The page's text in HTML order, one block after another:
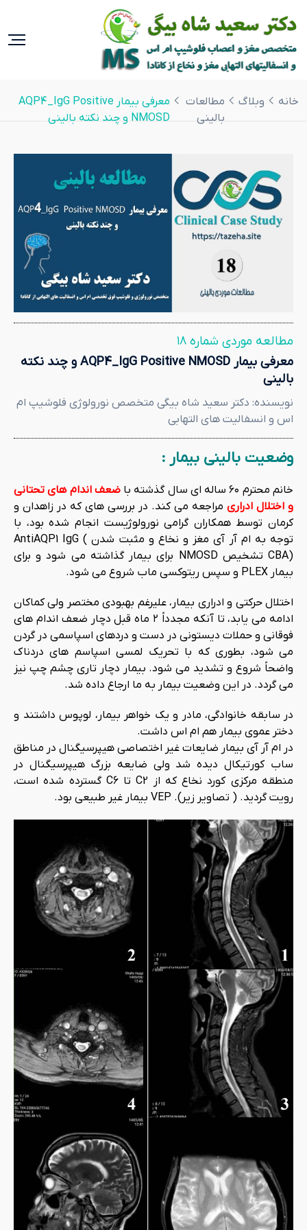
معرفی بیمار AQP4_IgG Positive
NMOSD و چند نکته بالینی
مطالعات
بالینی
وبلاگ خانه
مطالعه موردی شماره ۱۸
معرفی بیمار AQP4_IgG Positive NMOSD و چند نکته
بالینی
نویسنده: دکتر سعید شاه بیگی متخصص نورولوژی فلوشیپ ام
اس و انسفالیت های التهابی
وضعیت بالینی بیمار :
خانم محترم ۶۰ ساله ای سال گذشته با
ضعف اندام های تحتانی
و اختلال ادراری مراجعه می کند. در بررسی های که در زاهدان و
کرمان توسط همکاران گرامی نورولوژیست انجام شده بود، با
توجه به ام آر آی مغز و نخاع و مثبت شدن AntiAQP1 IgG (
CBA) تشخیص NMOSD برای بیمار گذاشته می شود و برای
بیمار PLEX و سپس ریتوکسی ماب شروع می شود.
اختلال حرکتی و ادراری بیمار، علیرغم بهبودی مختصر ولی کماکان
ادامه می یابد، تا آنکه مجدداً ۲ ماه قبل دچار ضعف اندام های
فوقانی و حملات دیستونی در دست و دردهای اسپاسمی در گردن
می شود، بطوری که با تحریک لمسی اسپاسم های دردناک
واضحاً شروع و تشدید می شود. بیمار دچار تاری چشم چپ نیز
می گردد. در این وضعیت بیمار به ما ارجاع داده شد.
در سابقه خانوادگی، مادر و یک خواهر بیمار، لوپوس داشتند و
دختر عموی بیمار هم ام اس داشت.
در ام آر آی بیمار ضایعات غیر اختصاصی هیپرسیگنال در مناطق
ساب کورتیکال دیده شد ولی ضایعه بزرگ هیپرسیگنال در
منطقه مرکزی کورد نخاع که از C2 تا C6 گسترده شده است،
رویت گردید. ( تصاویر زیر). VEP بیمار غیر طبیعی بود.